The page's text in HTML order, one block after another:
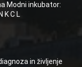
Modni inkubator:
K C L
in življenje